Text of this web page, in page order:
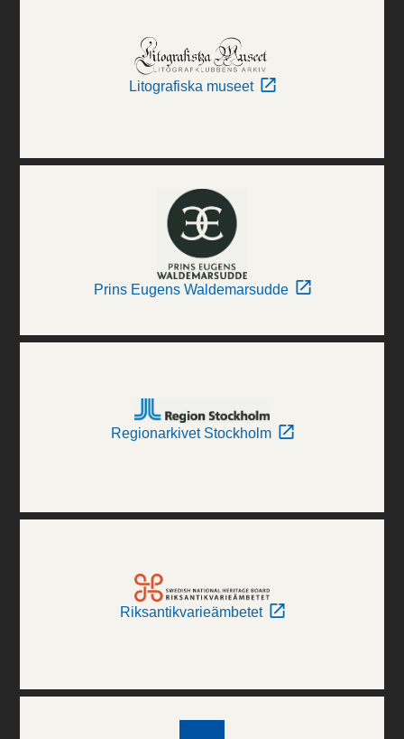
Litografiska museet
Prins Eugens Waldemarsudde
Regionarkivet Stockholm
Riksantikvarieämbetet